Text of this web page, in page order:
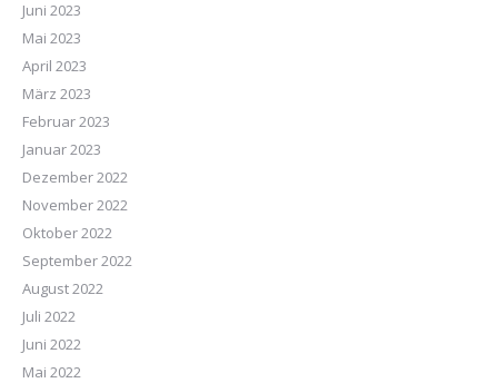
Juni 2023
Mai 2023
April 2023
März 2023
Februar 2023
Januar 2023
Dezember 2022
November 2022
Oktober 2022
September 2022
August 2022
Juli 2022
Juni 2022
Mai 2022